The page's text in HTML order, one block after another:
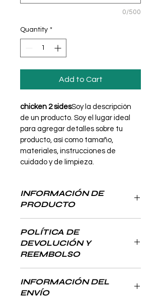
0/500
Quantity *
Add to Cart
chicken 2 sidesSoy la descripción
de un producto. Soy el lugar ideal
para agregar detalles sobre tu
producto, así como tamaño,
materiales, instrucciones de
cuidado y de limpieza.
INFORMACIÓN DE
PRODUCTO
producto. Soy el lugar ideal
para agregar detalles sobre
tu producto, así como
instrucciones de cuidado y
de limpieza. Es también un
lugar ideal para destacar
POLÍTICA DE
DEVOLUCIÓN Y
REEMBOLSO
reembolso. Una oportunidad ideal
para explicarles a tus clientes qué
INFORMACIÓN DEL
ENVÍO